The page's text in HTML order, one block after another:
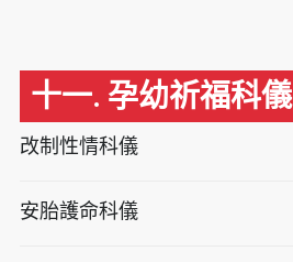
十一. 孕幼祈福科儀
改制性情科儀
安胎護命科儀